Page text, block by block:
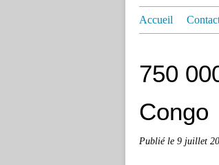
Accueil
750
Congo
Publié le 9 juillet